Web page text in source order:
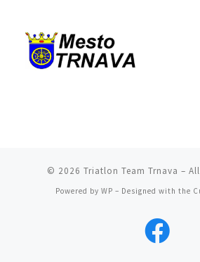
© 2026 Triatlon Team Trnava –
Powered by WP – Designed with the